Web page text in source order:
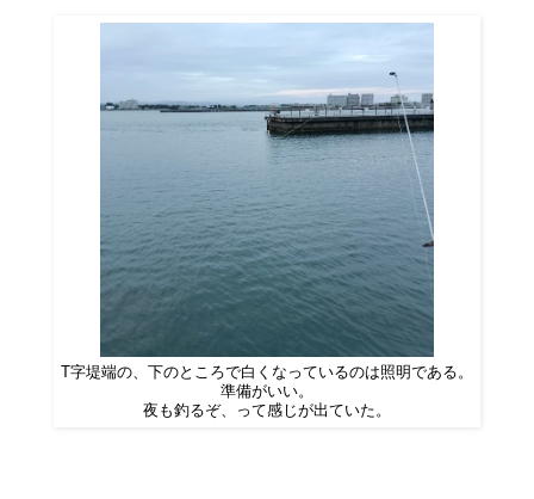
T字堤端の、下のところで白くなっているのは照明である。
準備がいい。
夜も釣るぞ、って感じが出ていた。